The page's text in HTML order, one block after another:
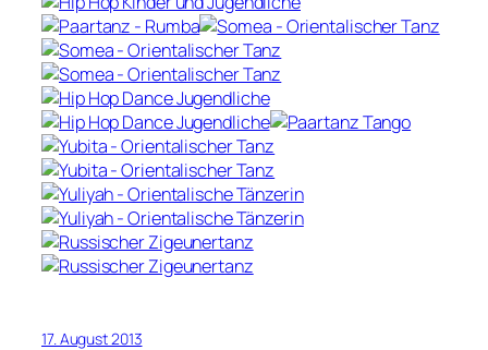
17. August 2013